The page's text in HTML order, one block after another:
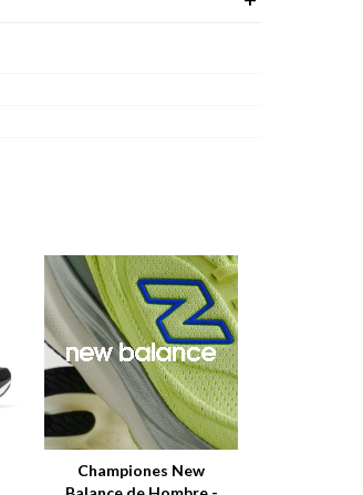
Championes New